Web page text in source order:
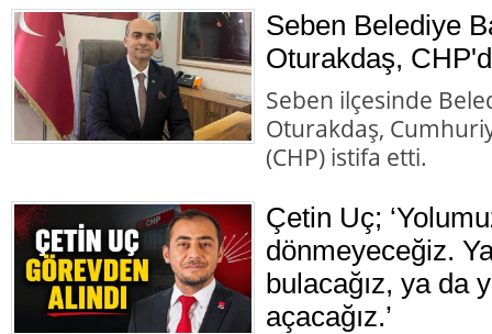
Seben Belediye
Oturakdaş,
Seben ilçesinde
Oturakdaş,
(CHP) istifa etti.
Çetin Uç;
dönmeyeceğiz.
bulacağız, ya da
açacağız.’